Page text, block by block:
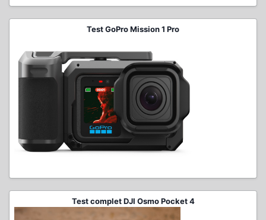
Test GoPro Mission 1 Pro
Test complet DJI Osmo Pocket 4